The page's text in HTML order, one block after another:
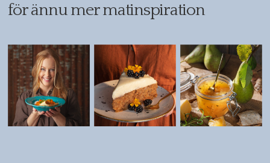
för ännu mer matinspiration